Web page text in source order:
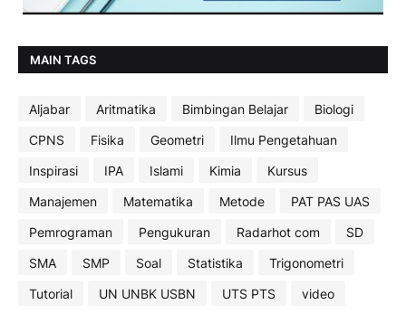
MAIN TAGS
Aljabar Aritmatika Bimbingan Belajar
Biologi
CPNS
Fisika Geometri
Ilmu Pengetahuan
Inspirasi
IPA Islami Kimia
Kursus
Manajemen
Matematika Metode
PAT PAS UAS
Pemrograman
Pengukuran Radarhot com
SD
SMA
SMP Soal Statistika
Trigonometri
Tutorial
UN UNBK USBN UTS PTS video